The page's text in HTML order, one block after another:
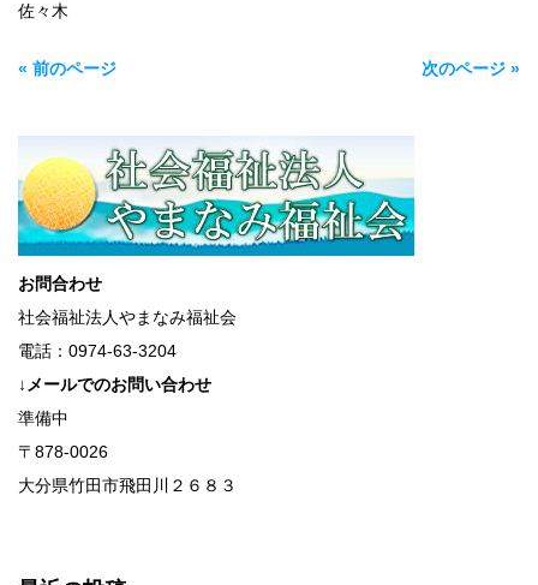
佐々木
« 前のページ 次のページ »
お問合わせ
社会福祉法人やまなみ福祉会
電話：0974-63-3204
↓メールでのお問い合わせ
準備中
〒878-0026
大分県竹田市飛田川２６８３